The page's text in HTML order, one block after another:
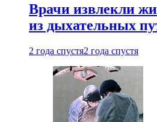
Врачи извлекли
из дыхательных
2 года спустя2 года спустя